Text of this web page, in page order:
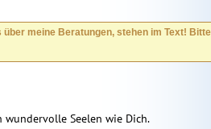
meine Beratungen, stehen im Text! Bitte
wundervolle Seelen wie Dich.